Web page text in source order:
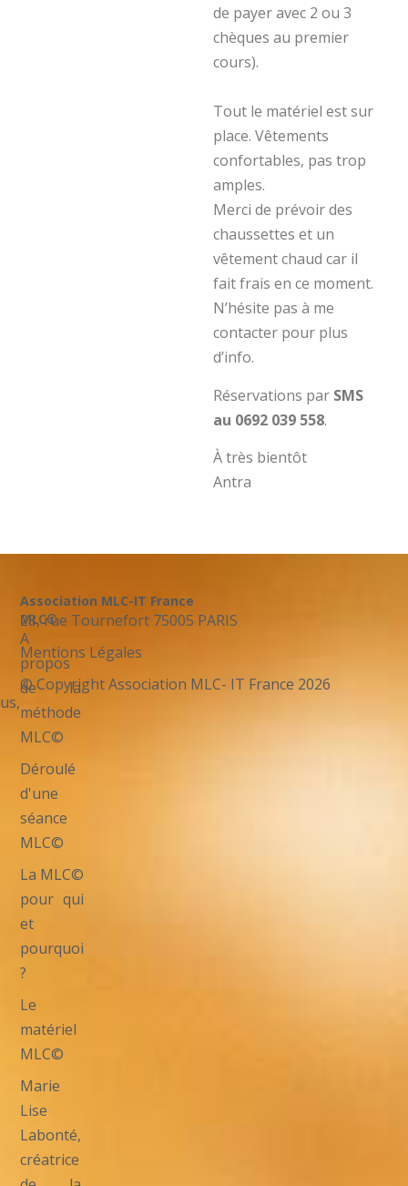
de payer avec 2 ou 3
chèques au premier
cours).
Tout le matériel est sur
place. Vêtements
confortables, pas trop
amples.
Merci de prévoir des
chaussettes et un
vêtement chaud car il
fait frais en ce moment.
N’hésite pas à me
contacter pour plus
d’info.
Réservations par SMS
au 0692 039 558.
À très bientôt
Antra
Association MLC-IT France
28, rue Tournefort 75005 PARIS
Mentions Légales
© Copyright Association MLC- IT France 2026
MLC©
A
propos
de la
méthode
MLC©
Déroulé
d'une
séance
MLC©
La MLC©
pour qui
et
pourquoi
?
Le
matériel
MLC©
Marie
Lise
Labonté,
créatrice